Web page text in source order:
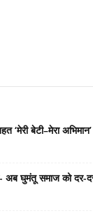
‘मेरी बेटी–मेरा
अब घुमंतू समाज को दर-